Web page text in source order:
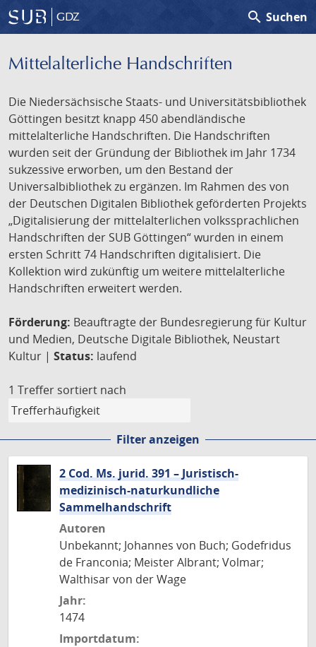
GDZ search Suchen
Mittelalterliche Handschriften
Die Niedersächsische Staats- und Universitätsbibliothek
Göttingen besitzt knapp 450 abendländische
mittelalterliche Handschriften. Die Handschriften
wurden seit der Gründung der Bibliothek im Jahr 1734
sukzessive erworben, um den Bestand der
Universalbibliothek zu ergänzen. Im Rahmen des von
der Deutschen Digitalen Bibliothek geförderten Projekts
„Digitalisierung der mittelalterlichen volkssprachlichen
Handschriften der SUB Göttingen“ wurden in einem
ersten Schritt 74 Handschriften digitalisiert. Die
Kollektion wird zukünftig um weitere mittelalterliche
Handschriften erweitert werden.
Förderung: Beauftragte der Bundesregierung für Kultur
und Medien, Deutsche Digitale Bibliothek, Neustart
Kultur | Status: laufend
1 Treffer sortiert nach
Filter anzeigen
2 Cod. Ms. jurid. 391 – Juristisch-
medizinisch-naturkundliche
Sammelhandschrift
Autoren
Unbekannt; Johannes von Buch; Godefridus
de Franconia; Meister Albrant; Volmar;
Walthisar von der Wage
Jahr:
1474
Importdatum: